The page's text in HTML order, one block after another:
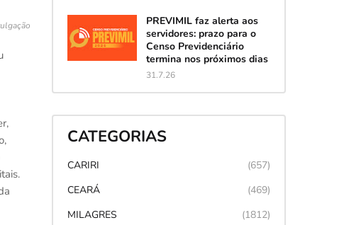
PREVIMIL faz alerta aos
servidores: prazo para o
Censo Previdenciário
termina nos próximos dias
31.7.26
CATEGORIAS
CARIRI
(657)
CEARÁ
(469)
MILAGRES
(1812)